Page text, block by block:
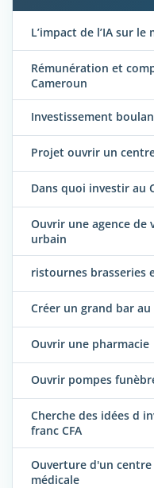
L’impact de l’IA sur
Rémunération et
Cameroun
Investissement
Projet ouvrir un
Dans quoi investir au
Ouvrir une agence de
urbain
ristournes brasseries
Créer un grand bar au
Ouvrir une pharmacie
Ouvrir pompes
Cherche des idées d
franc CFA
Ouverture d'un
médicale